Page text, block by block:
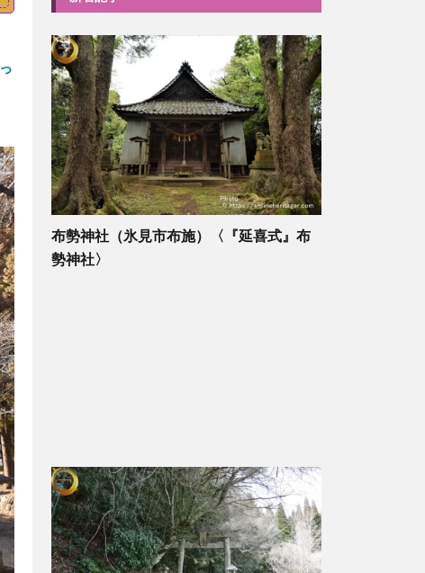
っ
布勢神社（氷見市布施）〈『延喜式』布
勢神社〉